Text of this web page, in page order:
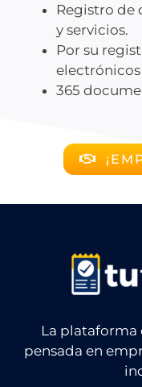
Registro de
y servicios.
Por su
365
La
pensada en